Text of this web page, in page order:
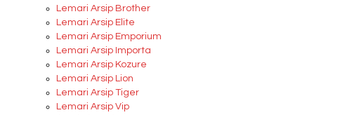
Lemari Arsip Brother
Lemari Arsip Elite
Lemari Arsip Emporium
Lemari Arsip Importa
Lemari Arsip Kozure
Lemari Arsip Lion
Lemari Arsip Tiger
Lemari Arsip Vip